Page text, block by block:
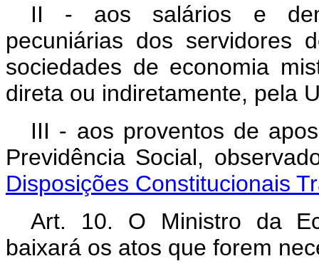
II - aos salários e
pecuniárias dos servidores
sociedades de economia
direta ou indiretamente, pela
III - aos proventos de
Previdência Social,
Disposições Constitucionais
Art. 10. O Ministro da
baixará os atos que forem